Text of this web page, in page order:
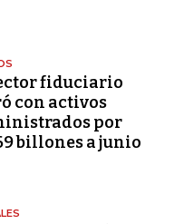
fiduciario
con activos
por
billones a junio